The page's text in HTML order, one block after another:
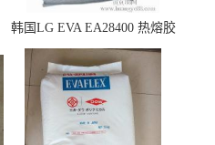
韩国LG EVA EA28400 热熔胶
级 VA含量28 熔指400